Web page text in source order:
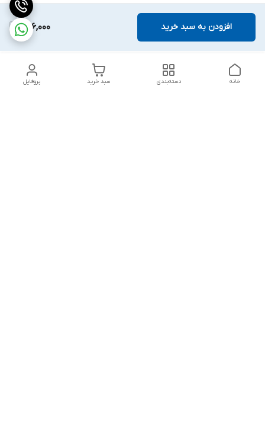
766,000 افزودن به سبد خرید
پروفایل سبد خرید دسته‌بندی خانه